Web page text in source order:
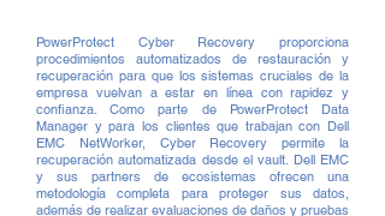
PowerProtect Cyber Recovery proporciona
procedimientos automatizados de restauración y
recuperación para que los sistemas cruciales de la
empresa vuelvan a estar en línea con rapidez y
confianza. Como parte de PowerProtect Data
Manager y para los clientes que trabajan con Dell
EMC NetWorker, Cyber Recovery permite la
recuperación automatizada desde el vault. Dell EMC
y sus partners de ecosistemas ofrecen una
metodología completa para proteger sus datos,
además de realizar evaluaciones de daños y pruebas